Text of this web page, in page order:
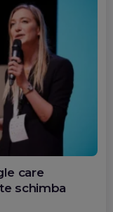
care
schimba